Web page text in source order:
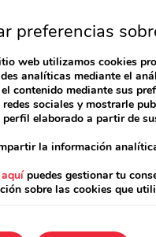
preferencias
web utilizamos cookies
analíticas mediante el
contenido mediante sus
sociales y mostrarle
perfil elaborado a partir de
la información
aquípuedes gestionar tu
sobre las cookies que